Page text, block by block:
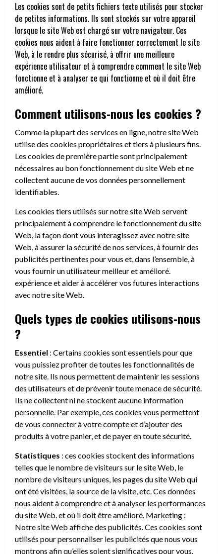
Les cookies sont de petits fichiers texte utilisés pour stocker
de petites informations. Ils sont stockés sur votre appareil
lorsque le site Web est chargé sur votre navigateur. Ces
cookies nous aident à faire fonctionner correctement le site
Web, à le rendre plus sécurisé, à offrir une meilleure
expérience utilisateur et à comprendre comment le site Web
fonctionne et à analyser ce qui fonctionne et où il doit être
amélioré.
Comment utilisons-nous les cookies ?
Comme la plupart des services en ligne, notre site Web
utilise des cookies propriétaires et tiers à plusieurs fins.
Les cookies de première partie sont principalement
nécessaires au bon fonctionnement du site Web et ne
collectent aucune de vos données personnellement
identifiables.
Les cookies tiers utilisés sur notre site Web servent
principalement à comprendre le fonctionnement du site
Web, la façon dont vous interagissez avec notre site
Web, à assurer la sécurité de nos services, à fournir des
publicités pertinentes pour vous et, dans l’ensemble, à
vous fournir un utilisateur meilleur et amélioré.
expérience et aider à accélérer vos futures interactions
avec notre site Web.
Quels types de cookies utilisons-nous
?
Essentiel : Certains cookies sont essentiels pour que
vous puissiez profiter de toutes les fonctionnalités de
notre site. Ils nous permettent de maintenir les sessions
des utilisateurs et de prévenir toute menace de sécurité.
Ils ne collectent ni ne stockent aucune information
personnelle. Par exemple, ces cookies vous permettent
de vous connecter à votre compte et d’ajouter des
produits à votre panier, et de payer en toute sécurité.
Statistiques : ces cookies stockent des informations
telles que le nombre de visiteurs sur le site Web, le
nombre de visiteurs uniques, les pages du site Web qui
ont été visitées, la source de la visite, etc. Ces données
nous aident à comprendre et à analyser les performances
du site Web. et où il doit être amélioré. Marketing :
Notre site Web affiche des publicités. Ces cookies sont
utilisés pour personnaliser les publicités que nous vous
montrons afin qu’elles soient significatives pour vous.